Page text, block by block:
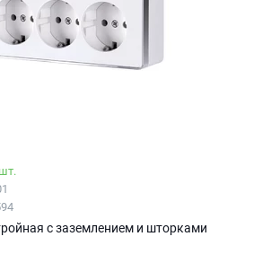
с заземлением и шторками